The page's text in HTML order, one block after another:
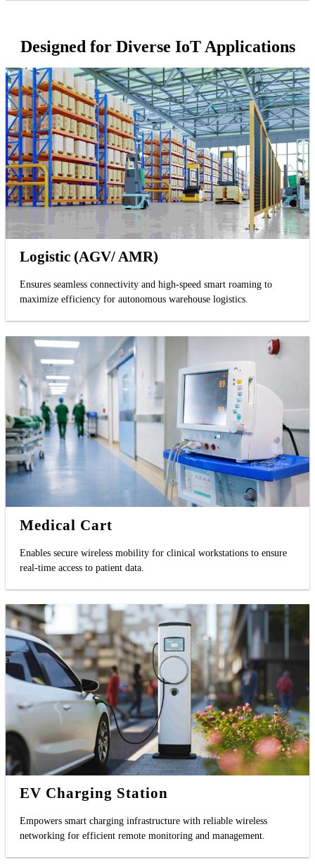
Designed for Diverse IoT Applications
Logistic (AGV/ AMR)
Ensures seamless connectivity and high-speed smart roaming to
maximize efficiency for autonomous warehouse logistics.
Medical Cart
Enables secure wireless mobility for clinical workstations to ensure
real-time access to patient data.
EV Charging Station
Empowers smart charging infrastructure with reliable wireless
networking for efficient remote monitoring and management.